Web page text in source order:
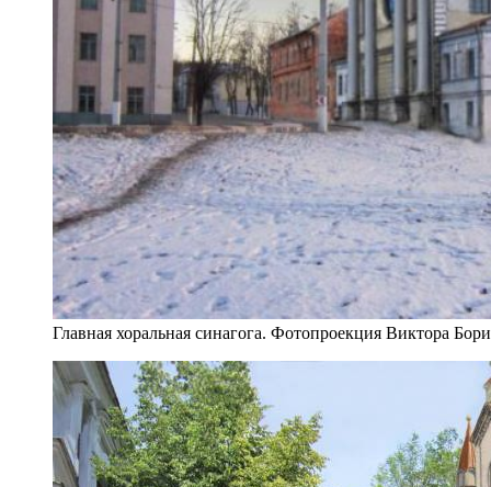
Главная хоральная синагога. Фотопроекция Виктора